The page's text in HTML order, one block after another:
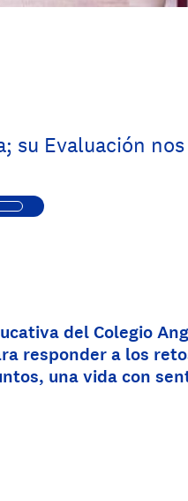
su Evaluación nos
del Colegio
responder a los
una vida con